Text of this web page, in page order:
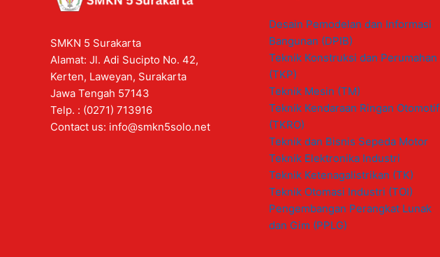
SMKN 5 Surakarta
Alamat: Jl. Adi Sucipto No. 42,
Kerten, Laweyan, Surakarta
Jawa Tengah 57143
Telp. : (0271) 713916
Contact us: info@smkn5solo.net
Desain Pemodelan dan Informasi
Bangunan (DPIB)
Teknik Konstruksi dan Perumahan
(TKP)
Teknik Mesin (TM)
Teknik Kendaraan Ringan Otomotif
(TKRO)
Teknik dan Bisnis Sepeda Motor
Teknik Elektronika Industri
Teknik Ketenagalistrikan (TK)
Teknik Otomasi Industri (TOI)
Pengembangan Perangkat Lunak
dan Gim (PPLG)